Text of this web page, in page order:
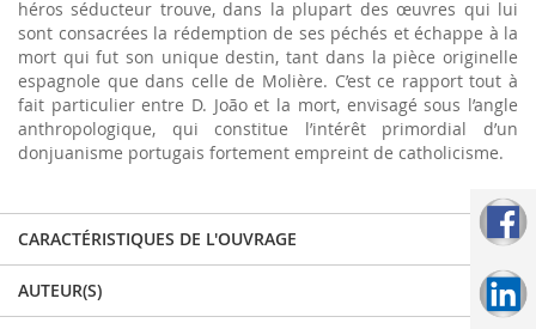
héros séducteur trouve, dans la plupart des œuvres qui lui
sont consacrées la rédemption de ses péchés et échappe à la
mort qui fut son unique destin, tant dans la pièce originelle
espagnole que dans celle de Molière. C’est ce rapport tout à
fait particulier entre D. João et la mort, envisagé sous l’angle
anthropologique, qui constitue l’intérêt primordial d’un
donjuanisme portugais fortement empreint de catholicisme.
CARACTÉRISTIQUES DE L'OUVRAGE
AUTEUR(S)